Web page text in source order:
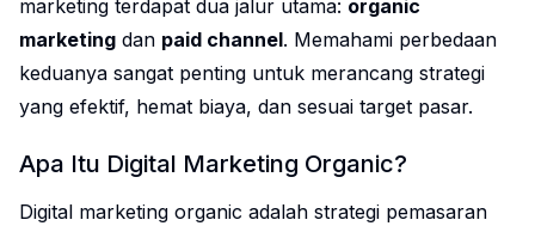
marketing terdapat dua jalur utama: organic
marketing dan paid channel. Memahami perbedaan
keduanya sangat penting untuk merancang strategi
yang efektif, hemat biaya, dan sesuai target pasar.
Apa Itu Digital Marketing Organic?
Digital marketing organic adalah strategi pemasaran